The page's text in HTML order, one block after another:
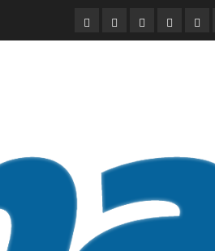
DURANGO
NACIONAL